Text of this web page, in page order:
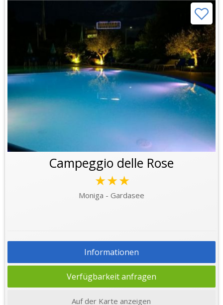
Campeggio delle Rose
★★★
Moniga - Gardasee
Informationen
Verfügbarkeit anfragen
Auf der Karte anzeigen